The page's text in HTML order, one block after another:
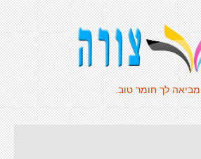
מביאה לך חומר טוב.